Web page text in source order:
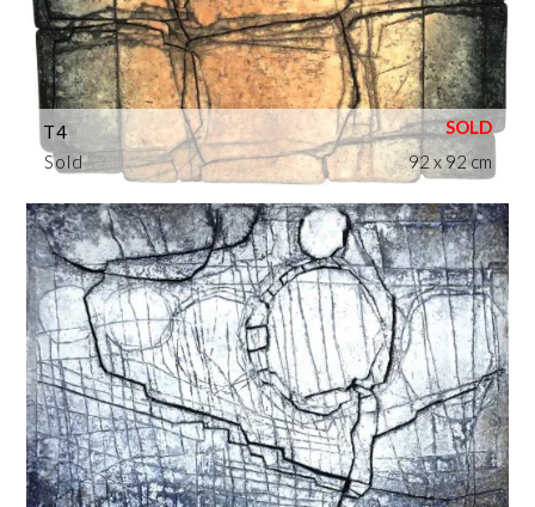
Sold
T4
92 x 92 cm